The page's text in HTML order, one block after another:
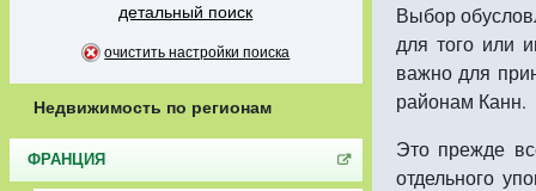
детальный поиск
очистить настройки поиска
Недвижимость по регионам
ФРАНЦИЯ
Выбор
для того или
важно для
районам Канн.
Это прежде
отдельного